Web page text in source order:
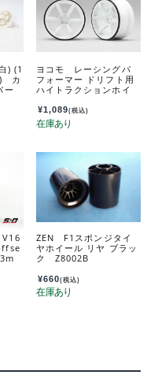
) (1
カ
ー
ヨコモ レーシングパ
フォーマー ドリフト用
ハイトラクションホイ
ホワイト) RP-6313W6
A
¥1,089(税込)
ZEN F1スポンジタイ
ヤホイール リヤ ブラッ
ク Z8002B
¥660(税込)